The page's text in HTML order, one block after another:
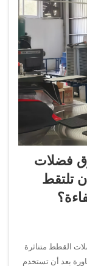
فضلات
تلتقط
القطط متناثرة
بعد أن تستخدم